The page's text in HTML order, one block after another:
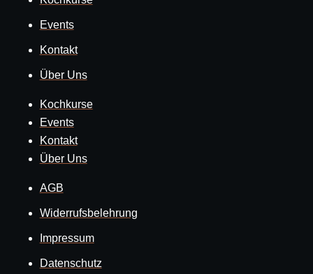
Events
Kontakt
Über Uns
Kochkurse
Events
Kontakt
Über Uns
AGB
Widerrufsbelehrung
Impressum
Datenschutz